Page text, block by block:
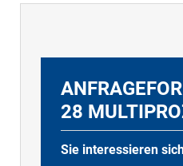
28
Sie interessieren